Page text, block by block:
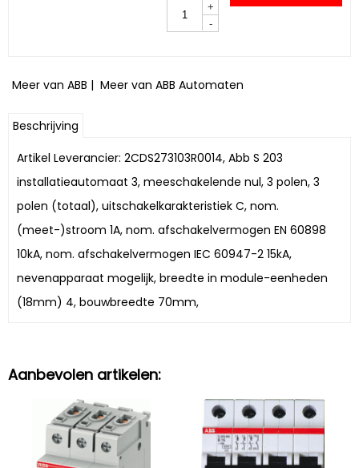
+
-
Meer van ABB | Meer van ABB Automaten
Beschrijving
Artikel Leverancier: 2CDS273103R0014, Abb S 203
installatieautomaat 3, meeschakelende nul, 3 polen, 3
polen (totaal), uitschakelkarakteristiek C, nom.
(meet-)stroom 1A, nom. afschakelvermogen EN 60898
10kA, nom. afschakelvermogen IEC 60947-2 15kA,
nevenapparaat mogelijk, breedte in module-eenheden
(18mm) 4, bouwbreedte 70mm,
Aanbevolen artikelen: